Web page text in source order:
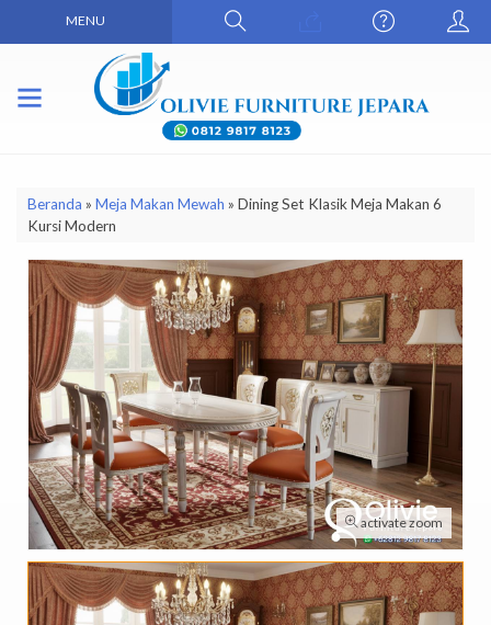
MENU
Beranda » Meja Makan Mewah » Dining Set Klasik Meja Makan 6
Kursi Modern
activate zoom